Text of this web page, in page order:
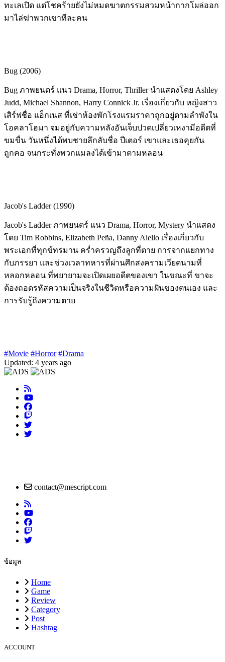
ทะเลเปิด แต่โชคร้ายยังไม่หมดฆาตกรรมสวมหน้ากากโผล่ออก
มาไล่ฆ่าพวกเขาทีละคน
Bug (2006)
Bug ภาพยนตร์ แนว Drama, Horror, Thriller นำแสดงโดย Ashley
Judd, Michael Shannon, Harry Connick Jr. เรื่องเกี่ยวกับ หญิงสาว
เสิร์ฟชื่อ แอ็กเนส ที่เช่าห้องพักโรงแรมราคาถูกอยู่ตามลำพังใน
โอคลาโฮมา จมอยู่กับความหลังอันเจ็บปวดเปลี่ยวเหงามีอดีตที่
ขมขื่น วันหนึ่งได้พบชายลึกลับชื่อ ปีเตอร์ เขาและเธอคุยกัน
ถูกคอ จนกระทั่งพวกแมลงได้เข้ามาตามหลอน
Jacob's Ladder (1990)
Jacob's Ladder ภาพยนตร์ แนว Drama, Horror, Mystery นำแสดง
โดย Tim Robbins, Elizabeth Peña, Danny Aiello เรื่องเกี่ยวกับ
พระเอกที่ทุกข์ทรมาน คร่ำครวญถึงลูกที่ตาย การจากแยกทาง
กับภรรยา และช่วงเวลาทหารที่ผ่านศึกสงครามเวียดนามที่
หลอกหลอน ที่พยายามจะเปิดเผยอดีตของเขา ในขณะที่ ขาจะ
ต้องถอดรหัสความเป็นจริงในชีวิตหรือความฝันของตนเอง และ
การรับรู้ถึงความตาย
#Movie #Horror #Drama
Updated: 4 years ago
contact@mescript.com
ข้อมูล
Home
Game
Review
Category
Post
Hashtag
ACCOUNT